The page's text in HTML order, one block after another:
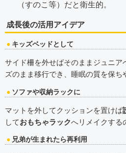
（すのこ等）だと衛生的。
成長後の活用アイデア
キッズベッドとして
サイド柵を外せばそのままジュニア
ズのまま移行でき、睡眠の質を保ち
ソファや収納ラックに
マットを外してクッションを置けば
しておもちゃラックへリメイクする
兄弟が生まれたら再利用